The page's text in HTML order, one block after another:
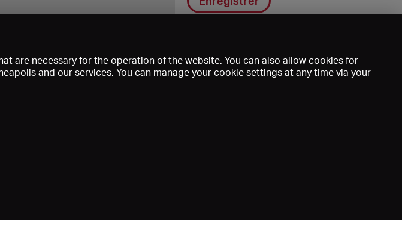
are necessary for the operation of the website. You can also allow cookies for
and our services. You can manage your cookie settings at any time via your